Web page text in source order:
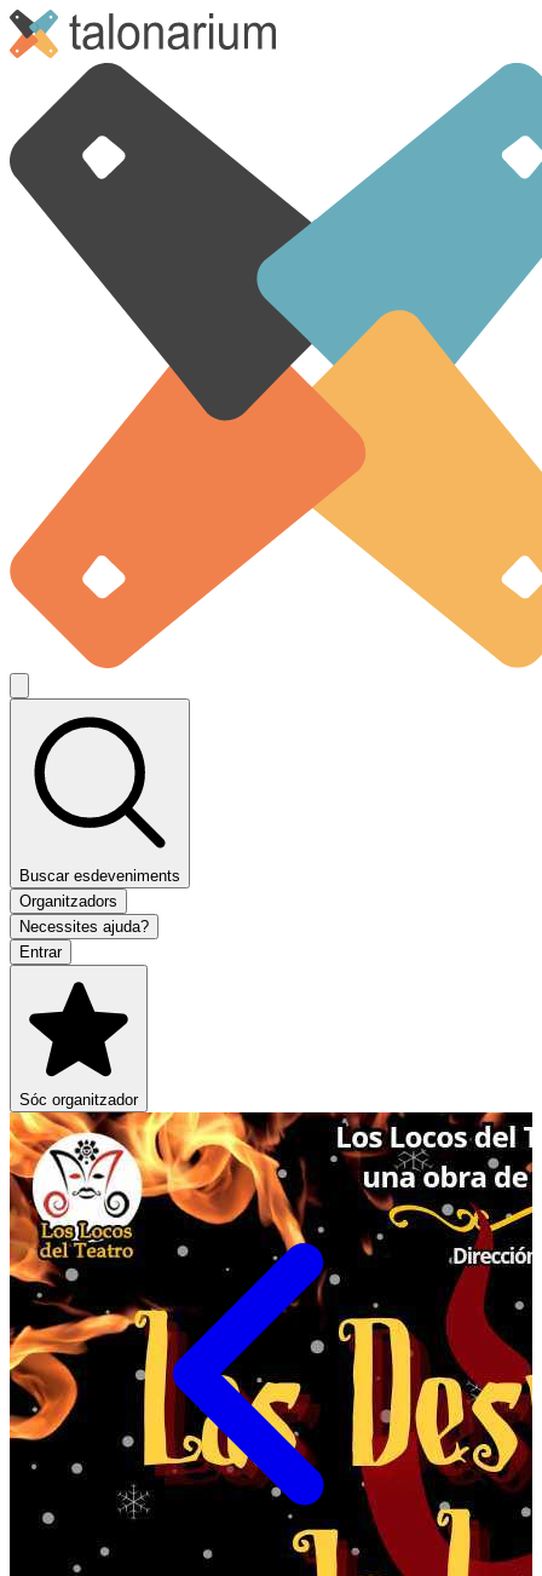
Buscar esdeveniments
Organitzadors
Necessites ajuda?
Entrar
Sóc organitzador